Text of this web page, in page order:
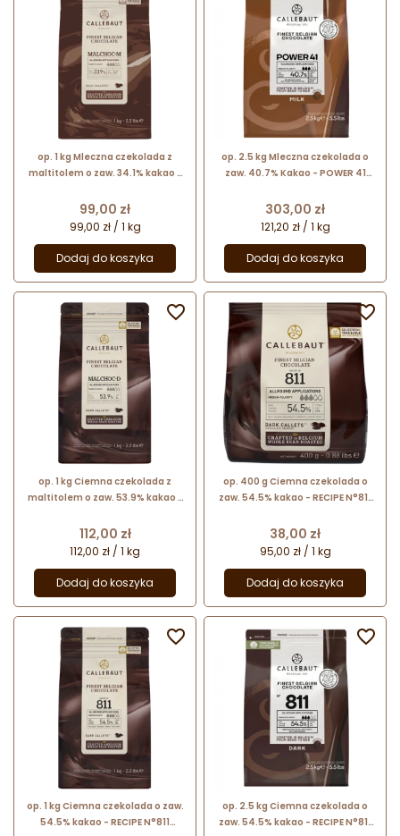
op. 1 kg Mleczna czekolada z
maltitolem o zaw. 34.1% kakao -
czekolada bez dodatku cukru
Cena
99,00 zł
99,00 zł / 1 kg
Dodaj do koszyka
op. 2.5 kg Mleczna czekolada o
zaw. 40.7% Kakao - POWER 41
Cena
303,00 zł
121,20 zł / 1 kg
Dodaj do koszyka
op. 1 kg Ciemna czekolada z
maltitolem o zaw. 53.9% kakao -
czekolada bez dodatku cukru
Cena
112,00 zł
112,00 zł / 1 kg
Dodaj do koszyka

op. 400 g Ciemna czekolada o
zaw. 54.5% kakao - RECIPE N°811
Cena
38,00 zł
95,00 zł / 1 kg
Dodaj do koszyka

op. 1 kg Ciemna czekolada o zaw.
54.5% kakao - RECIPE N°811

op. 2.5 kg Ciemna czekolada o
zaw. 54.5% kakao - RECIPE N°811
